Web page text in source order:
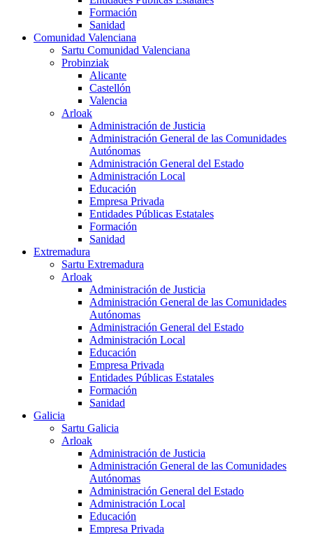
Formación
Sanidad
Comunidad Valenciana
Sartu Comunidad Valenciana
Probinziak
Alicante
Castellón
Valencia
Arloak
Administración de Justicia
Administración General de las Comunidades
Autónomas
Administración General del Estado
Administración Local
Educación
Empresa Privada
Entidades Públicas Estatales
Formación
Sanidad
Extremadura
Sartu Extremadura
Arloak
Administración de Justicia
Administración General de las Comunidades
Autónomas
Administración General del Estado
Administración Local
Educación
Empresa Privada
Entidades Públicas Estatales
Formación
Sanidad
Galicia
Sartu Galicia
Arloak
Administración de Justicia
Administración General de las Comunidades
Autónomas
Administración General del Estado
Administración Local
Educación
Empresa Privada